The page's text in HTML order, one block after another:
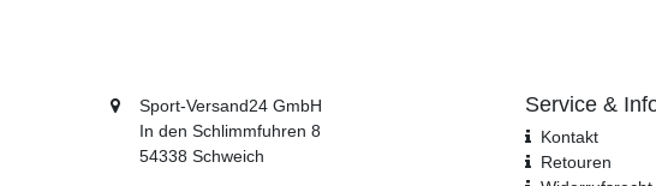
Sport-Versand24 GmbH
In den Schlimmfuhren 8
54338 Schweich
Service &
Kontakt
Retouren